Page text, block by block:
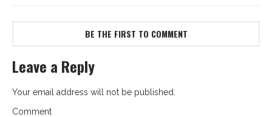
BE THE FIRST TO COMMENT
Leave a Reply
Your email address will not be published.
Comment